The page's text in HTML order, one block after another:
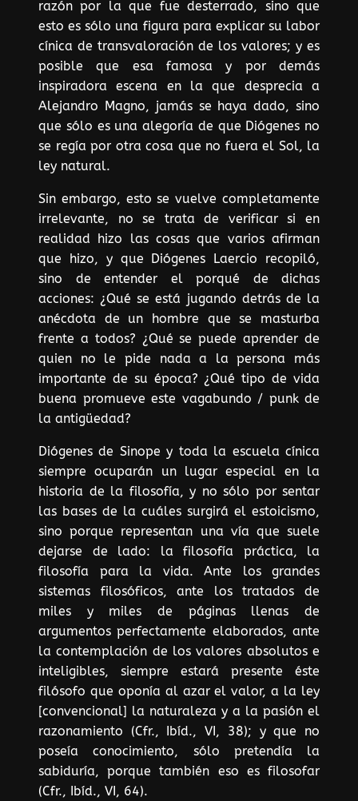
razón por la que fue desterrado, sino que
esto es sólo una figura para explicar su labor
cínica de transvaloración de los valores; y es
posible que esa famosa y por demás
inspiradora escena en la que desprecia a
Alejandro Magno, jamás se haya dado, sino
que sólo es una alegoría de que Diógenes no
se regía por otra cosa que no fuera el Sol, la
ley natural.
Sin embargo, esto se vuelve completamente
irrelevante, no se trata de verificar si en
realidad hizo las cosas que varios afirman
que hizo, y que Diógenes Laercio recopiló,
sino de entender el porqué de dichas
acciones: ¿Qué se está jugando detrás de la
anécdota de un hombre que se masturba
frente a todos? ¿Qué se puede aprender de
quien no le pide nada a la persona más
importante de su época? ¿Qué tipo de vida
buena promueve este vagabundo / punk de
la antigüedad?
Diógenes de Sinope y toda la escuela cínica
siempre ocuparán un lugar especial en la
historia de la filosofía, y no sólo por sentar
las bases de la cuáles surgirá el estoicismo,
sino porque representan una vía que suele
dejarse de lado: la filosofía práctica, la
filosofía para la vida. Ante los grandes
sistemas filosóficos, ante los tratados de
miles y miles de páginas llenas de
argumentos perfectamente elaborados, ante
la contemplación de los valores absolutos e
inteligibles, siempre estará presente éste
filósofo que oponía al azar el valor, a la ley
[convencional] la naturaleza y a la pasión el
razonamiento (Cfr., Ibíd., VI, 38); y que no
poseía conocimiento, sólo pretendía la
sabiduría, porque también eso es filosofar
(Cfr., Ibíd., VI, 64).